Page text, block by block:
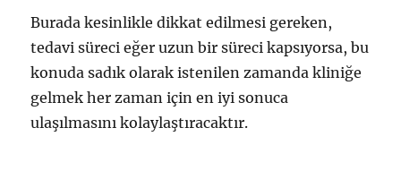
Burada kesinlikle dikkat edilmesi gereken,
tedavi süreci eğer uzun bir süreci kapsıyorsa, bu
konuda sadık olarak istenilen zamanda kliniğe
gelmek her zaman için en iyi sonuca
ulaşılmasını kolaylaştıracaktır.